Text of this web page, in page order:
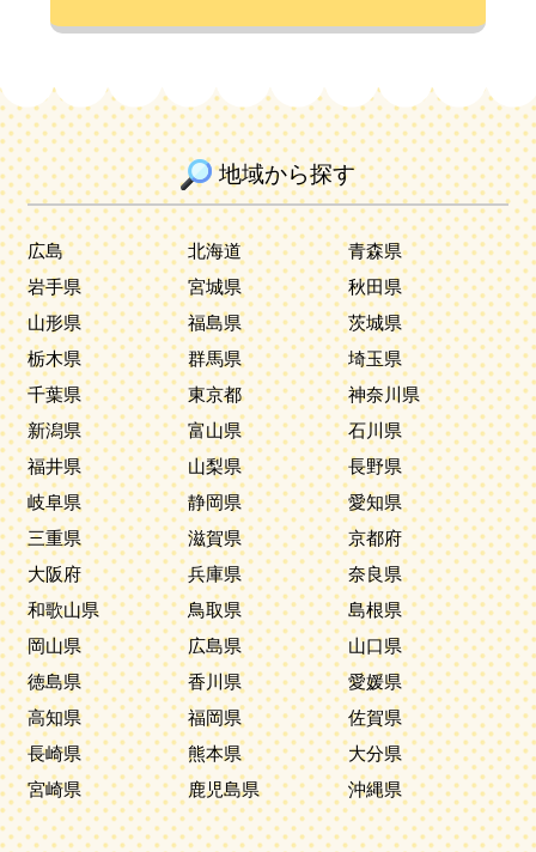
地域から探す
広島 北海道
青森県
岩手県
宮城県
秋田県
山形県
福島県
茨城県
栃木県
群馬県
埼玉県
千葉県
東京都
神奈川県
新潟県
富山県
石川県
福井県
山梨県
長野県
岐阜県
静岡県
愛知県
三重県
滋賀県
京都府
大阪府
兵庫県
奈良県
和歌山県
鳥取県
島根県
岡山県
広島県
山口県
徳島県
香川県
愛媛県
高知県
福岡県
佐賀県
長崎県
熊本県
大分県
宮崎県
鹿児島県 沖縄県